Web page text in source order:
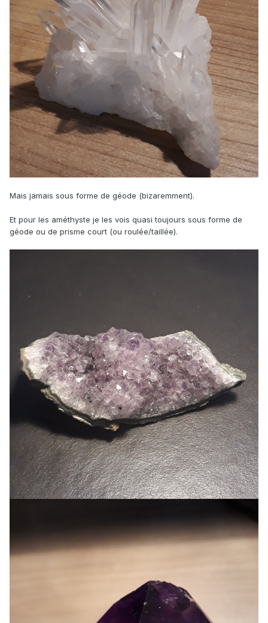
Mais jamais sous forme de géode (bizaremment).
Et pour les améthyste je les vois quasi toujours sous forme de
géode ou de prisme court (ou roulée/taillée).